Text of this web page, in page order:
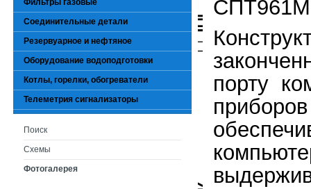
порту
Фильтры газовые
Соединительные детали
Резервуарное и нефтяное
Оборудование водоподготовки
Котлы, горелки, обогреватели
Телеметрия сигнализаторы
Поиск
Схемы
Фотогалерея